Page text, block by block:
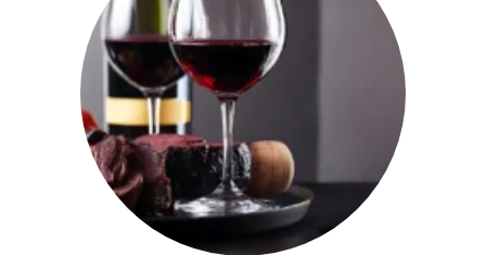
Vino Tinto: Secretos, Mitos y el Arte de
Disfrutarlo